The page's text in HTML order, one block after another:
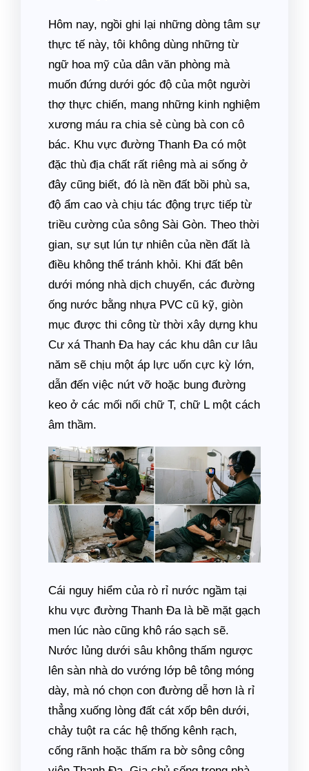
Hôm nay, ngồi ghi lại những dòng tâm sự
thực tế này, tôi không dùng những từ
ngữ hoa mỹ của dân văn phòng mà
muốn đứng dưới góc độ của một người
thợ thực chiến, mang những kinh nghiệm
xương máu ra chia sẻ cùng bà con cô
bác. Khu vực đường Thanh Đa có một
đặc thù địa chất rất riêng mà ai sống ở
đây cũng biết, đó là nền đất bồi phù sa,
độ ẩm cao và chịu tác động trực tiếp từ
triều cường của sông Sài Gòn. Theo thời
gian, sự sụt lún tự nhiên của nền đất là
điều không thể tránh khỏi. Khi đất bên
dưới móng nhà dịch chuyển, các đường
ống nước bằng nhựa PVC cũ kỹ, giòn
mục được thi công từ thời xây dựng khu
Cư xá Thanh Đa hay các khu dân cư lâu
năm sẽ chịu một áp lực uốn cực kỳ lớn,
dẫn đến việc nứt vỡ hoặc bung đường
keo ở các mối nối chữ T, chữ L một cách
âm thầm.
Cái nguy hiểm của rò rỉ nước ngầm tại
khu vực đường Thanh Đa là bề mặt gạch
men lúc nào cũng khô ráo sạch sẽ.
Nước lủng dưới sâu không thấm ngược
lên sàn nhà do vướng lớp bê tông móng
dày, mà nó chọn con đường dễ hơn là rỉ
thẳng xuống lòng đất cát xốp bên dưới,
chảy tuột ra các hệ thống kênh rạch,
cống rãnh hoặc thấm ra bờ sông công